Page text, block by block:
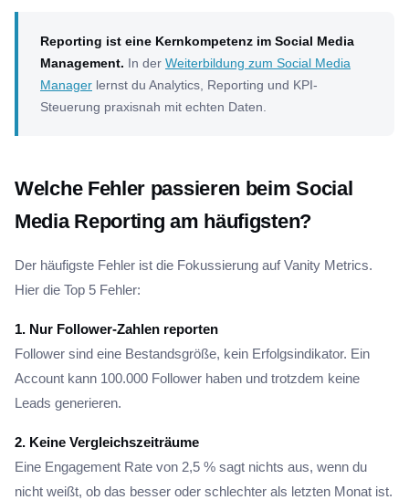
Reporting ist eine Kernkompetenz im Social Media
Management. In der Weiterbildung zum Social Media
Manager lernst du Analytics, Reporting und KPI-
Steuerung praxisnah mit echten Daten.
Welche Fehler passieren beim Social
Media Reporting am häufigsten?
Der häufigste Fehler ist die Fokussierung auf Vanity Metrics.
Hier die Top 5 Fehler:
1. Nur Follower-Zahlen reporten
Follower sind eine Bestandsgröße, kein Erfolgsindikator. Ein
Account kann 100.000 Follower haben und trotzdem keine
Leads generieren.
2. Keine Vergleichszeiträume
Eine Engagement Rate von 2,5 % sagt nichts aus, wenn du
nicht weißt, ob das besser oder schlechter als letzten Monat ist.